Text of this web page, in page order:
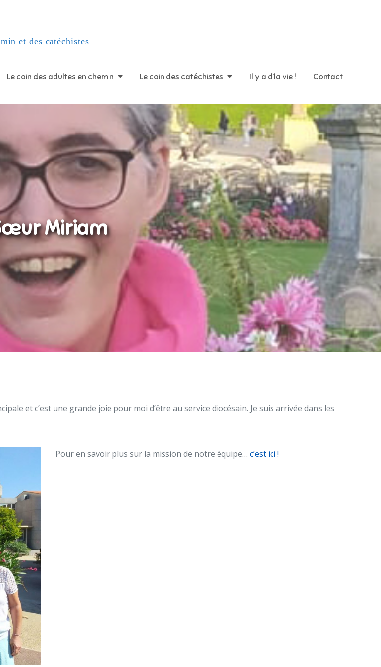
et des catéchistes
Le coin des adultes en chemin Le coin des catéchistes Il y a d’la vie ! Contact
Miriam
et c’est une grande joie pour moi d’être au service diocésain. Je suis arrivée dans les
Pour en savoir plus sur la mission de notre équipe… c’est ici !